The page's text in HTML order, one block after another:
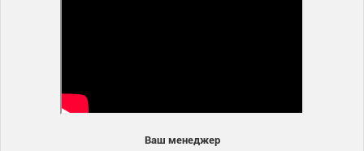
Ваш менеджер